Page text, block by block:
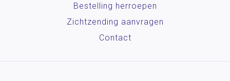
Bestelling herroepen
Zichtzending aanvragen
Contact